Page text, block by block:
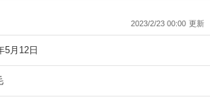
2023/2/23 00:00
5月12日